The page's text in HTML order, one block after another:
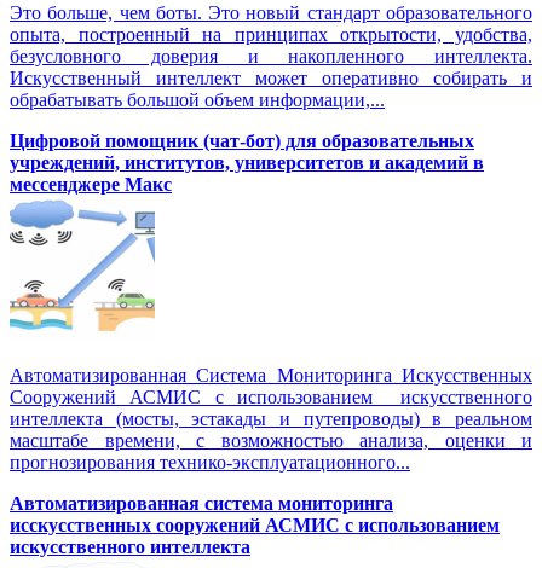
Это больше, чем боты. Это новый стандарт образовательного
опыта, построенный на принципах открытости, удобства,
безусловного доверия и накопленного интеллекта.
Искусственный интеллект может оперативно собирать и
обрабатывать большой объем информации,...
Цифровой помощник (чат-бот) для образовательных
учреждений, институтов, университетов и академий в
мессенджере Макс
Автоматизированная Система Мониторинга Искусственных
Сооружений АСМИС с использованием искусственного
интеллекта (мосты, эстакады и путепроводы) в реальном
масштабе времени, с возможностью анализа, оценки и
прогнозирования технико-эксплуатационного...
Автоматизированная система мониторинга
исскусственных сооружений АСМИС с использованием
искусственного интеллекта